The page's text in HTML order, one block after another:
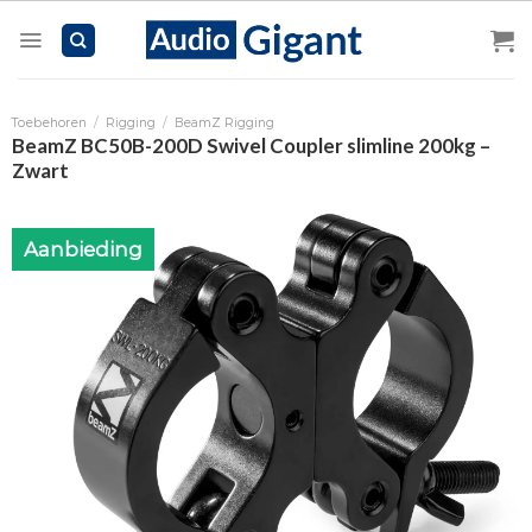
Toebehoren / Rigging / BeamZ Rigging
BeamZ BC50B-200D Swivel Coupler slimline 200kg –
Zwart
Aanbieding